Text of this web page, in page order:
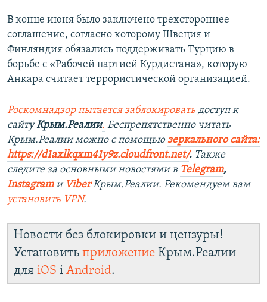
В конце июня было заключено трехстороннее
соглашение, согласно которому Швеция и
Финляндия обязались поддерживать Турцию в
борьбе с «Рабочей партией Курдистана», которую
Анкара считает террористической организацией.
Роскомнадзор пытается заблокировать доступ к
сайтуКрым.Реалии. Беспрепятственно читать
Крым.Реалии можно с помощью зеркального сайта:
https://d1axlkqxm41y9z.cloudfront.net/. ​ Также
следите за основными новостями в Telegram,
Instagram и ViberКрым.Реалии. Рекомендуем вам
установить VPN.
Новости без блокировки и цензуры!
Установить приложение Крым.Реалии
для iOS і Android.